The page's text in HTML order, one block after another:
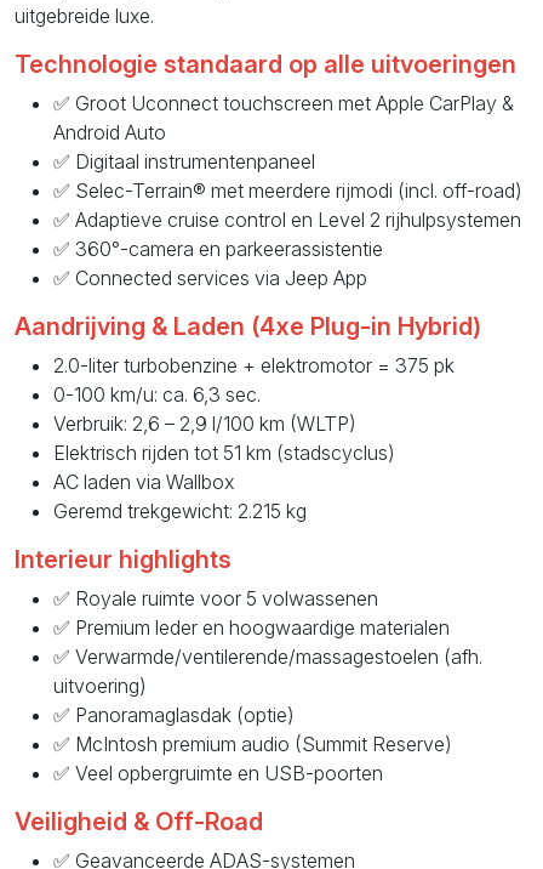
uitgebreide luxe.
Technologie standaard op alle uitvoeringen
✅ Groot Uconnect touchscreen met Apple CarPlay &
Android Auto
✅ Digitaal instrumentenpaneel
✅ Selec-Terrain® met meerdere rijmodi (incl. off-road)
✅ Adaptieve cruise control en Level 2 rijhulpsystemen
✅ 360°-camera en parkeerassistentie
✅ Connected services via Jeep App
Aandrijving & Laden (4xe Plug-in Hybrid)
2.0-liter turbobenzine + elektromotor = 375 pk
0-100 km/u: ca. 6,3 sec.
Verbruik: 2,6 – 2,9 l/100 km (WLTP)
Elektrisch rijden tot 51 km (stadscyclus)
AC laden via Wallbox
Geremd trekgewicht: 2.215 kg
Interieur highlights
✅ Royale ruimte voor 5 volwassenen
✅ Premium leder en hoogwaardige materialen
✅ Verwarmde/ventilerende/massagestoelen (afh.
uitvoering)
✅ Panoramaglasdak (optie)
✅ McIntosh premium audio (Summit Reserve)
✅ Veel opbergruimte en USB-poorten
Veiligheid & Off-Road
✅ Geavanceerde ADAS-systemen